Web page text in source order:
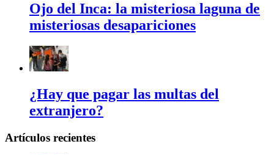
Ojo del Inca: la misteriosa laguna de
misteriosas desapariciones
¿Hay que pagar las multas del
extranjero?
Artículos recientes